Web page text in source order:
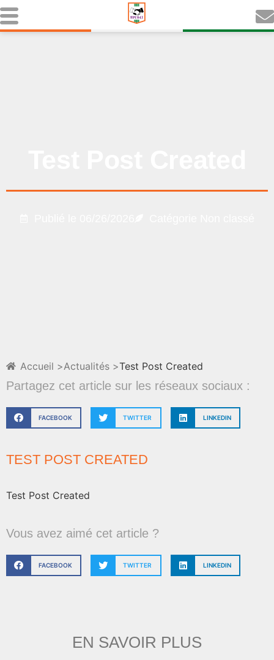
Accueil >Actualités >Test Post Created
Partagez cet article sur les réseaux sociaux :
FACEBOOK TWITTER LINKEDIN
TEST POST CREATED
Test Post Created
Vous avez aimé cet article ?
FACEBOOK TWITTER LINKEDIN
EN SAVOIR PLUS